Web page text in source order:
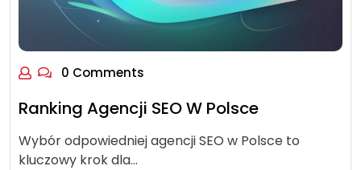
0 Comments
Ranking Agencji SEO W Polsce
Wybór odpowiedniej agencji SEO w Polsce to
kluczowy krok dla…